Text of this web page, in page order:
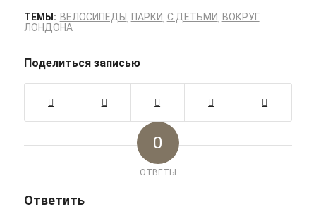
ТЕМЫ: ВЕЛОСИПЕДЫ ПАРКИ С ДЕТЬМИ
ВОКРУГ
ЛОНДОНА
Поделиться записью
0
ОТВЕТЫ
Ответить